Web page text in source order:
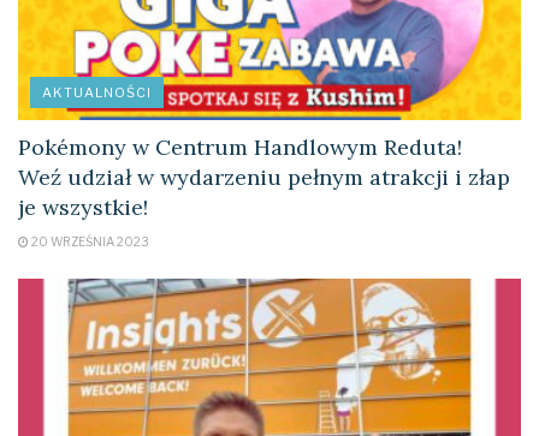
AKTUALNOŚCI
Pokémony w Centrum Handlowym Reduta!
Weź udział w wydarzeniu pełnym atrakcji i złap
je wszystkie!
20 WRZEŚNIA 2023